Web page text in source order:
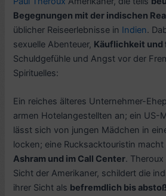
Begegnungen mit der indischen
üblicher Reiseerlebnisse in Indien.
sexuelle Abenteuer, Käuflichkeit und
Schuldgefühle und Angst vor der
Spirituelles:
Ein reiches älteres Unternehmer-
armen Hotelangestellten an; ein US-
lässt sich von jungen Mädchen in
locken; eine Rucksacktouristin macht
Ashram und im Call Center.
Sicht der Amerikaner, schildert die
ihrer Sicht als befremdlich bis